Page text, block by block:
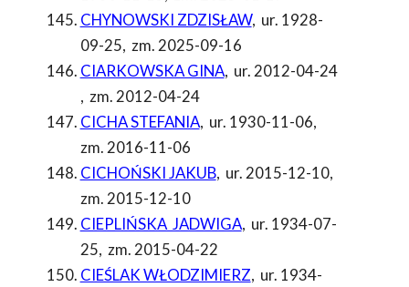
CHYNOWSKI ZDZISŁAW, ur. 1928-
09-25, zm. 2025-09-16
CIARKOWSKA GINA, ur. 2012-04-24
, zm. 2012-04-24
CICHA STEFANIA, ur. 1930-11-06,
zm. 2016-11-06
CICHOŃSKI JAKUB, ur. 2015-12-10,
zm. 2015-12-10
CIEPLIŃSKA JADWIGA, ur. 1934-07-
25, zm. 2015-04-22
CIEŚLAK WŁODZIMIERZ, ur. 1934-